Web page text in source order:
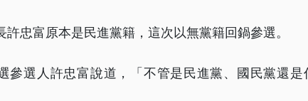
許忠富原本是民進黨籍，這次以無黨籍回鍋參選。
參選人許忠富說道，「不管是民進黨、國民黨還